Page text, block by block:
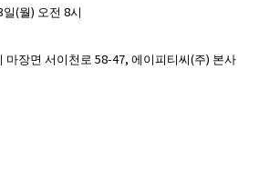
(월) 오전 8시
장면 서이천로 58-47, 에이피티씨(주) 본사